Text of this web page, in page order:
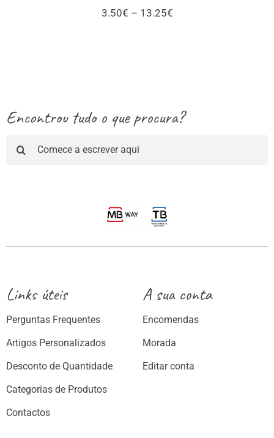
3.50€ – 13.25€Price
Encontrou tudo o que procura?
Links úteis
Perguntas Frequentes
Artigos Personalizados
Desconto de Quantidade
Categorias de Produtos
Contactos
A sua conta
Encomendas
Morada
Editar conta